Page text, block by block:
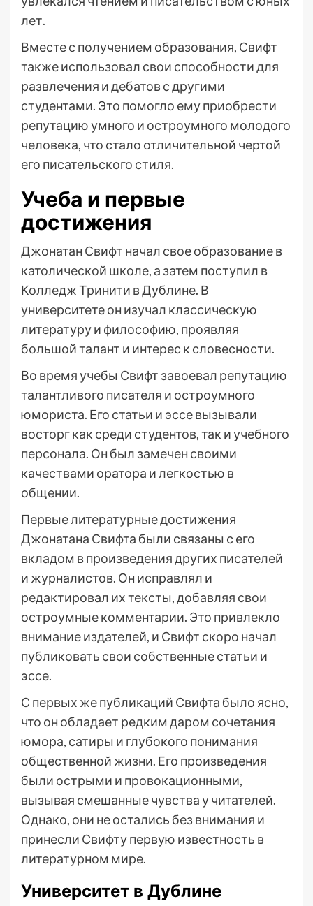
лет.
Вместе с получением образования, Свифт
также использовал свои способности для
развлечения и дебатов с другими
студентами. Это помогло ему приобрести
репутацию умного и остроумного молодого
человека, что стало отличительной чертой
его писательского стиля.
Учеба и первые
достижения
Джонатан Свифт начал свое образование в
католической школе, а затем поступил в
Колледж Тринити в Дублине. В
университете он изучал классическую
литературу и философию, проявляя
большой талант и интерес к словесности.
Во время учебы Свифт завоевал репутацию
талантливого писателя и остроумного
юмориста. Его статьи и эссе вызывали
восторг как среди студентов, так и учебного
персонала. Он был замечен своими
качествами оратора и легкостью в
общении.
Первые литературные достижения
Джонатана Свифта были связаны с его
вкладом в произведения других писателей
и журналистов. Он исправлял и
редактировал их тексты, добавляя свои
остроумные комментарии. Это привлекло
внимание издателей, и Свифт скоро начал
публиковать свои собственные статьи и
эссе.
С первых же публикаций Свифта было ясно,
что он обладает редким даром сочетания
юмора, сатиры и глубокого понимания
общественной жизни. Его произведения
были острыми и провокационными,
вызывая смешанные чувства у читателей.
Однако, они не остались без внимания и
принесли Свифту первую известность в
литературном мире.
Университет в Дублине